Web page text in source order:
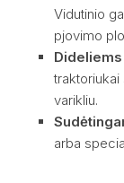
Vidutinio
pjovimo
varikliu.
arba